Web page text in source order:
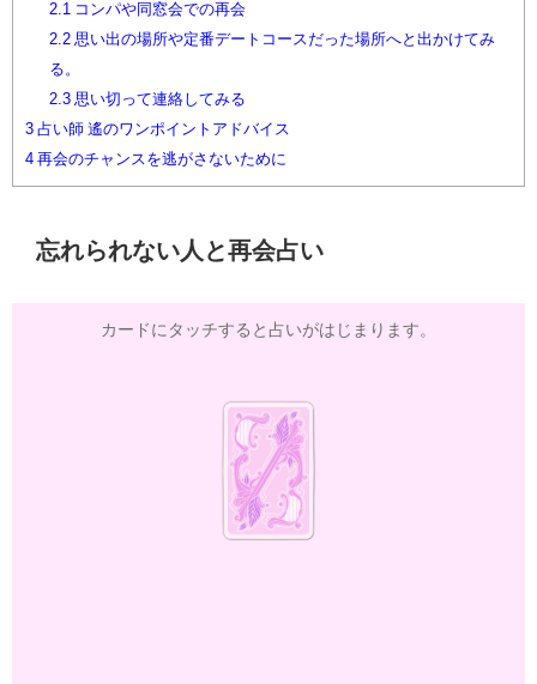
2.1
コンパや同窓会での再会
2.2思い出の場所や定番デートコースだった場所へと出かけてみ
る。
2.3思い切って連絡してみる
3 占い師 遙のワンポイントアドバイス
4 再会のチャンスを逃がさないために
忘れられない人と再会占い
カードにタッチすると占いがはじまります。